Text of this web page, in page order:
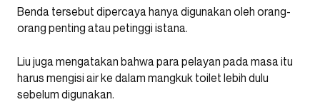
Benda tersebut dipercaya hanya digunakan oleh orang-
orang penting atau petinggi istana.
Liu juga mengatakan bahwa para pelayan pada masa itu
harus mengisi air ke dalam mangkuk toilet lebih dulu
sebelum digunakan.